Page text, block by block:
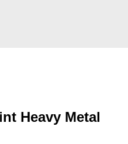
Heavy Metal